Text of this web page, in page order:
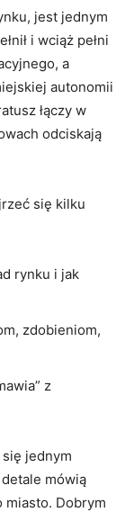
jest jednym
i wciąż pełni
a
autonomii
łączy w
odciskają
się kilku
rynku i jak
zdobieniom,
z
jednym
mówią
miasto. Dobrym